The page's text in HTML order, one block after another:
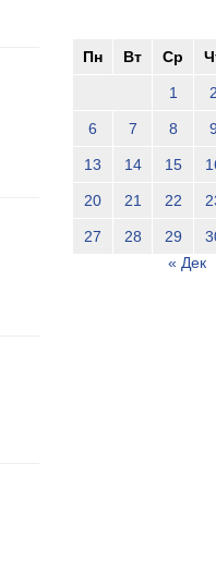
Пн Вт Ср
1 2
6 7 8 9
13 14 15
20 21 22
27 28 29
« Дек